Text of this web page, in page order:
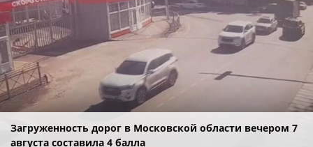
Загруженность дорог в Московской области вечером 7
августа составила 4 балла